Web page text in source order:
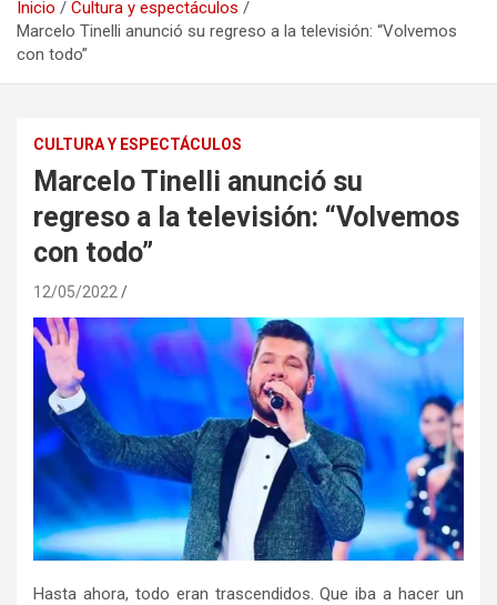
Inicio
Cultura y espectáculos
Marcelo Tinelli anunció su regreso a la televisión: “Volvemos
con todo”
CULTURA Y ESPECTÁCULOS
Marcelo Tinelli anunció su
regreso a la televisión: “Volvemos
con todo”
12/05/2022
Hasta ahora, todo eran trascendidos. Que iba a hacer un